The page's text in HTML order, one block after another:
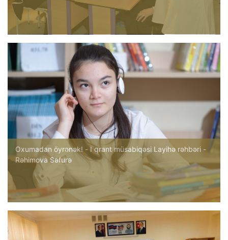
Oxumadan öyrənək! - I qrant müsabiqəsi Layihə rəhbəri -
Rəhimova Səfurə